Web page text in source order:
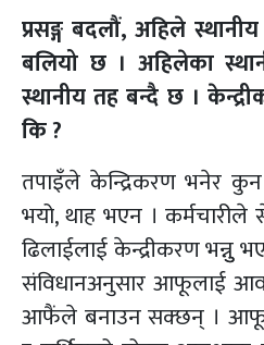
प्रसङ्ग बदलौं, अहिले
बलियो छ । अहिलेका
स्थानीय तह बन्दै छ ।
कि ?
तपाइँले केन्द्रिकरण भनेर
भयो, थाह भएन । कर्मचारीले
ढिलाईलाई केन्द्रीकरण भन्नुु
संविधानअनुसार आफूलाई
आफैंले बनाउन सक्छन् ।